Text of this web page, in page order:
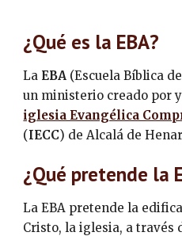
¿Qué es la EBA?
La EBA (Escuela Bíblica
iglesia Evangélica
(IECC) de Alcalá de
¿Qué pretende la
La EBA pretende la
Cristo, la iglesia, a través